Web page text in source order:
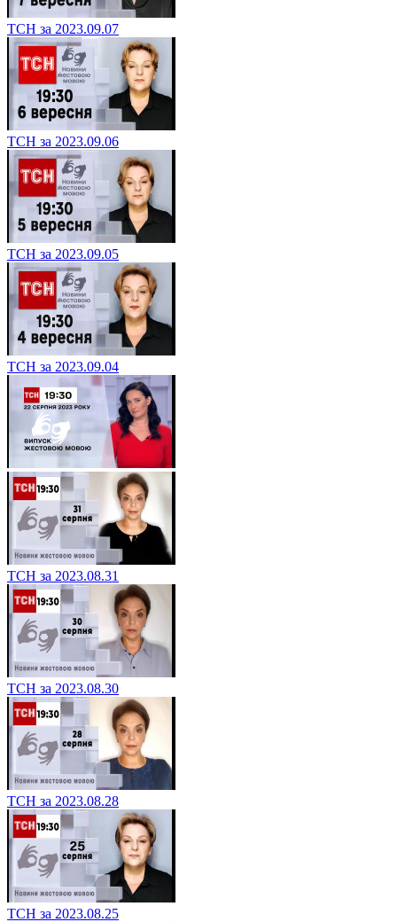
ТСН за 2023.09.07
ТСН за 2023.09.06
ТСН за 2023.09.05
ТСН за 2023.09.04
ТСН за 2023.08.31
ТСН за 2023.08.30
ТСН за 2023.08.28
ТСН за 2023.08.25